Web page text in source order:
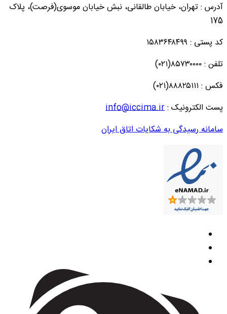
آدرس : تهران، خیابان طالقانی، نبش خیابان موسوی(فرصت)، پلاک
175
کد پستی : ۱۵۸۳۶۴۸۴۹۹
تلفن : ۸۵۷۳۰۰۰۰(۰۲۱)
فکس : ۸۸۸۲۵۱۱۱(۰۲۱)
پست الکترونیک :info@iccima.ir
سامانه رسیدگی به شکایات اتاق ایران